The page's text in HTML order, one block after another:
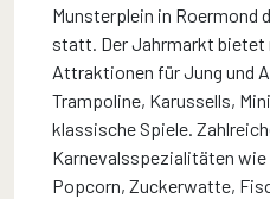
Munsterplein in Roermond
statt. Der Jahrmarkt bietet
Attraktionen für Jung und
Trampoline, Karussells,
klassische Spiele.
Karnevalsspezialitäten wie
Popcorn, Zuckerwatte,